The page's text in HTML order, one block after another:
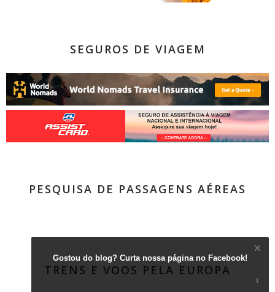
SEGUROS DE VIAGEM
PESQUISA DE PASSAGENS AÉREAS
TRENS E VOOS PELA EUROPA
Gostou do blog? Curta nossa página no Facebook!